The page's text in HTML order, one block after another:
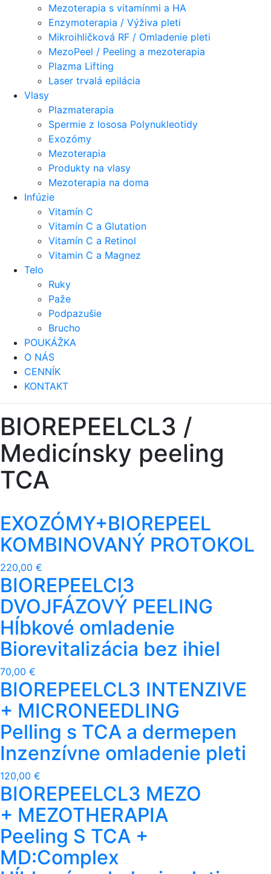
Mezoterapia s vitamínmi a HA
Enzymoterapia / Výživa pleti
Mikroihličková RF / Omladenie pleti
MezoPeel / Peeling a mezoterapia
Plazma Lifting
Laser trvalá epilácia
Vlasy
Plazmaterapia
Spermie z lososa Polynukleotidy
Exozómy
Mezoterapia
Produkty na vlasy
Mezoterapia na doma
Infúzie
Vitamín C
Vitamín C a Glutation
Vitamín C a Retinol
Vitamin C a Magnez
Telo
Ruky
Paže
Podpazušie
Brucho
POUKÁŽKA
O NÁS
CENNÍK
KONTAKT
BIOREPEELCL3 /
Medicínsky peeling
TCA
EXOZÓMY+BIOREPEEL
KOMBINOVANÝ PROTOKOL
220,00 €
BIOREPEELCl3
DVOJFÁZOVÝ PEELING
Hĺbkové omladenie
Biorevitalizácia bez ihiel
70,00 €
BIOREPEELCL3 INTENZIVE
+ MICRONEEDLING
Pelling s TCA a dermepen
Inzenzívne omladenie pleti
120,00 €
BIOREPEELCL3 MEZO
+ MEZOTHERAPIA
Peeling S TCA +
MD:Complex